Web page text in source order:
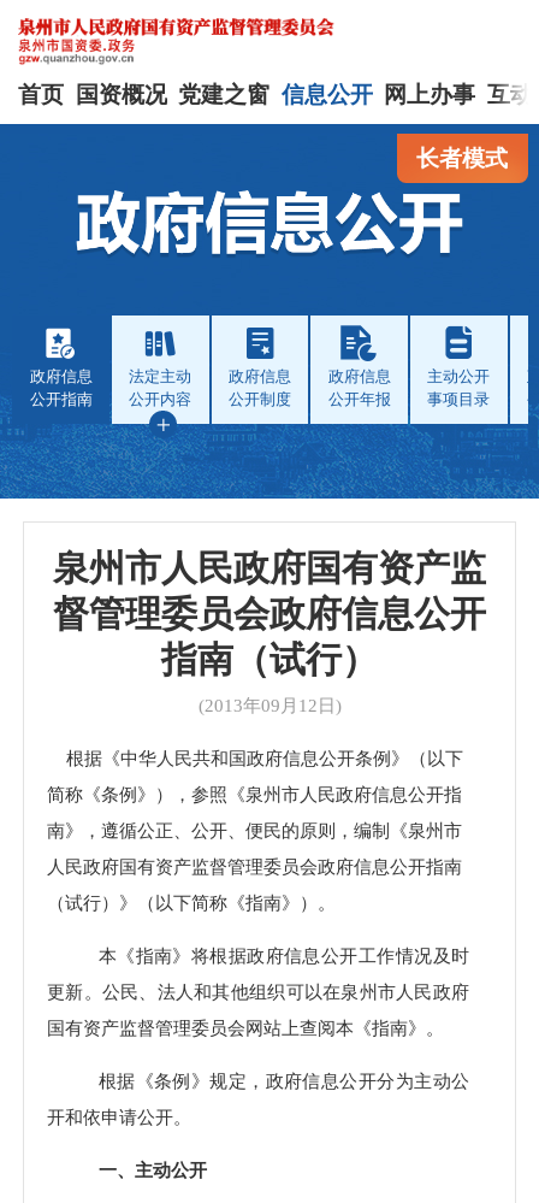
首页 国资概况 党建之窗 信息公开 网上办事 互动
长者模式
政府信息
公开指南
法定主动
公开内容
政府信息
公开制度
政府信息
公开年报
主动公开
事项目录
泉州市人民政府国有资产监
督管理委员会政府信息公开
指南（试行）
(2013年09月12日)
根据《中华人民共和国政府信息公开条例》（以下
简称《条例》），参照《泉州市人民政府信息公开指
南》，遵循公正、公开、便民的原则，编制《泉州市
人民政府国有资产监督管理委员会政府信息公开指南
（试行）》（以下简称《指南》）。
本《指南》将根据政府信息公开工作情况及时
更新。公民、法人和其他组织可以在泉州市人民政府
国有资产监督管理委员会网站上查阅本《指南》。
根据《条例》规定，政府信息公开分为主动公
开和依申请公开。
一、主动公开